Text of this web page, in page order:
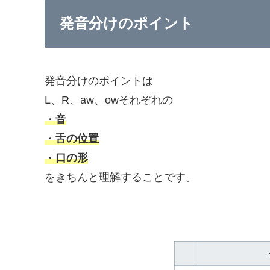
発音分けのポイント
発音分けのポイントは
L、R、aw、owそれぞれの
・音
・舌の位置
・口の形
をきちんと理解することです。